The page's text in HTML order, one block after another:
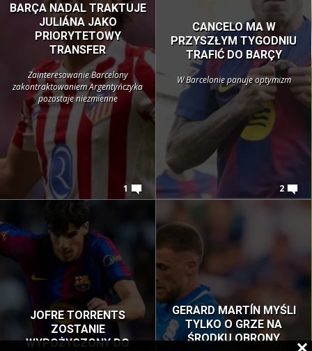
BARÇA NADAL TRAKTUJE
JULIÁNA JAKO
PRIORYTETOWY
TRANSFER
Zainteresowanie Barcelony
zakontraktowaniem Argentyńczyka
pozostaje niezmienne
1
CANCELO MA W
PRZYSZŁYM TYGODNIU
TRAFIĆ DO BARÇY
W Barcelonie panuje optymizm
2
JOFRE TORRENTS
ZOSTANIE
WYPOŻYCZONY DO
GERARD MARTÍN MYŚLI
TYLKO O GRZE NA
ŚRODKU OBRONY